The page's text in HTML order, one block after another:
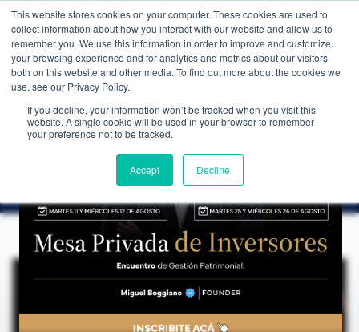
This website stores cookies on your computer. These cookies are used to
collect information about how you interact with our website and allow us to
remember you. We use this information in order to improve and customize
your browsing experience and for analytics and metrics about our visitors
both on this website and other media. To find out more about the cookies we
use, see our Privacy Policy.
If you decline, your information won’t be tracked when you visit this
website. A single cookie will be used in your browser to remember
your preference not to be tracked.
Accept Decline
WEALTH MANAGEMENT CDI MEMBRESÍA
NOTICIAS →OPORTUNIDAD HISTÓRICA DE COMPRA EN EL ORO
ANÁLISIS DE COYUNTURA
Oportunidad histórica de compra en el oro
CDI Club de Inversores·19 de mayo de 2024